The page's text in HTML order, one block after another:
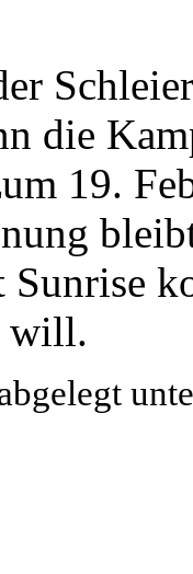
die
19.
Sunrise
will.